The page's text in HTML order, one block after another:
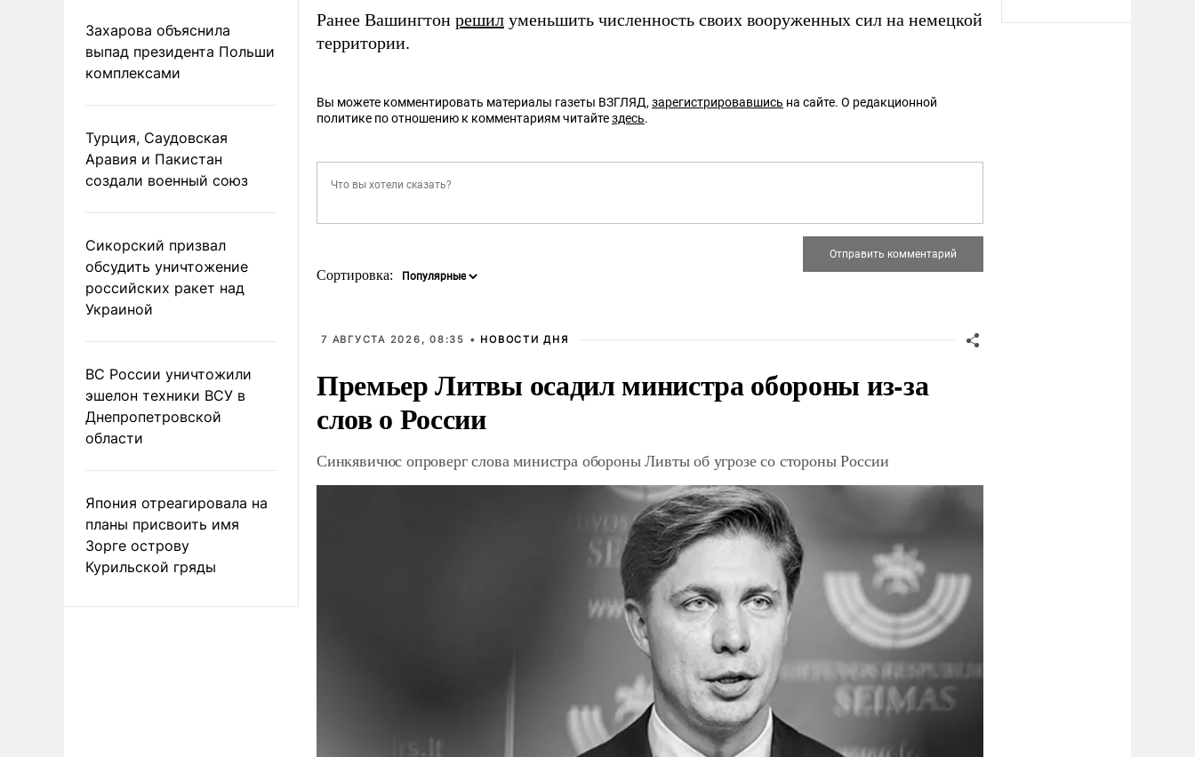
Захарова объяснила
выпад президента Польши
комплексами
Турция, Саудовская
Аравия и Пакистан
создали военный союз
Сикорский призвал
обсудить уничтожение
российских ракет над
Украиной
ВС России уничтожили
эшелон техники ВСУ в
Днепропетровской
области
Япония отреагировала на
планы присвоить имя
Зорге острову
Курильской гряды
Ранее Вашингтон решил уменьшить численность своих вооруженных сил на немецкой
территории.
Вы можете комментировать материалы газеты ВЗГЛЯД, зарегистрировавшись на сайте. О редакционной
политике по отношению к комментариям читайтездесь.
Сортировка:
7 АВГУСТА 2026, 08:35 • НОВОСТИ ДНЯ
Премьер Литвы осадил министра обороны из-за
слов о России
Синкявичюс опроверг слова министра обороны Ливты об угрозе со стороны России